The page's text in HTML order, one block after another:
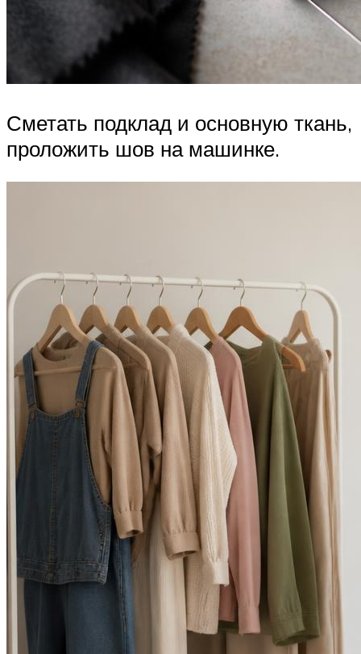
Сметать подклад и основную ткань,
проложить шов на машинке.